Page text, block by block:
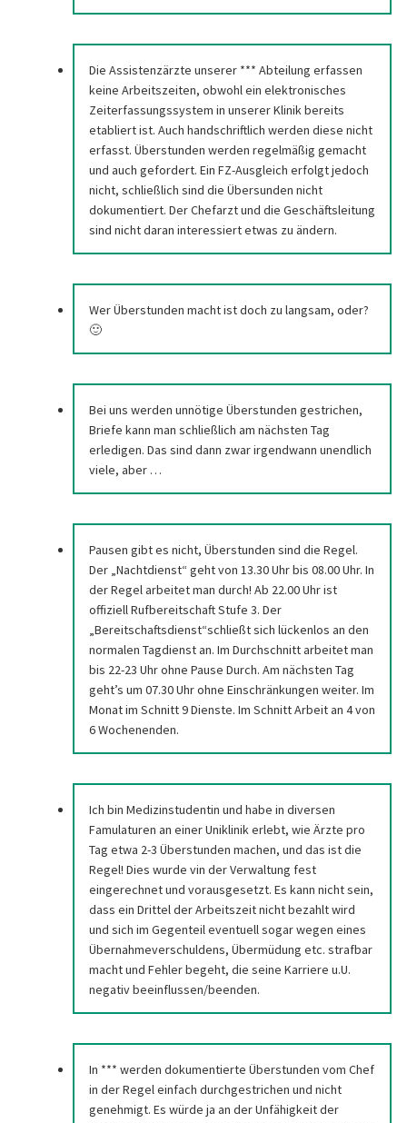
Die Assistenzärzte unserer *** Abteilung erfassen
keine Arbeitszeiten, obwohl ein elektronisches
Zeiterfassungssystem in unserer Klinik bereits
etabliert ist. Auch handschriftlich werden diese nicht
erfasst. Überstunden werden regelmäßig gemacht
und auch gefordert. Ein FZ-Ausgleich erfolgt jedoch
nicht, schließlich sind die Übersunden nicht
dokumentiert. Der Chefarzt und die Geschäftsleitung
sind nicht daran interessiert etwas zu ändern.
Wer Überstunden macht ist doch zu langsam, oder?
🙂
Bei uns werden unnötige Überstunden gestrichen,
Briefe kann man schließlich am nächsten Tag
erledigen. Das sind dann zwar irgendwann unendlich
viele, aber …
Pausen gibt es nicht, Überstunden sind die Regel.
Der „Nachtdienst“ geht von 13.30 Uhr bis 08.00 Uhr. In
der Regel arbeitet man durch! Ab 22.00 Uhr ist
offiziell Rufbereitschaft Stufe 3. Der
„Bereitschaftsdienst“schließt sich lückenlos an den
normalen Tagdienst an. Im Durchschnitt arbeitet man
bis 22-23 Uhr ohne Pause Durch. Am nächsten Tag
geht’s um 07.30 Uhr ohne Einschränkungen weiter. Im
Monat im Schnitt 9 Dienste. Im Schnitt Arbeit an 4 von
6 Wochenenden.
Ich bin Medizinstudentin und habe in diversen
Famulaturen an einer Uniklinik erlebt, wie Ärzte pro
Tag etwa 2-3 Überstunden machen, und das ist die
Regel! Dies wurde vin der Verwaltung fest
eingerechnet und vorausgesetzt. Es kann nicht sein,
dass ein Drittel der Arbeitszeit nicht bezahlt wird
und sich im Gegenteil eventuell sogar wegen eines
Übernahmeverschuldens, Übermüdung etc. strafbar
macht und Fehler begeht, die seine Karriere u.U.
negativ beeinflussen/beenden.
In *** werden dokumentierte Überstunden vom Chef
in der Regel einfach durchgestrichen und nicht
genehmigt. Es würde ja an der Unfähigkeit der